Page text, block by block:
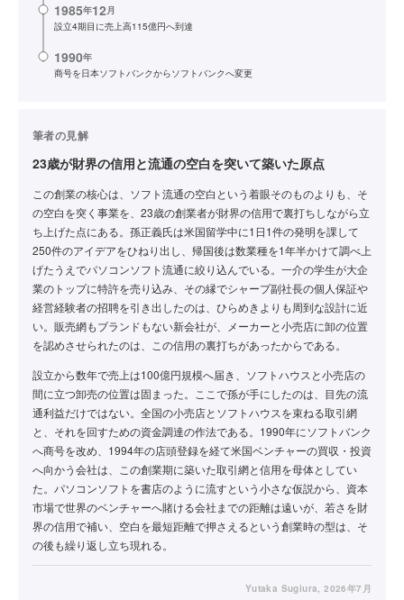
1985年12月
設立4期目に売上高115億円へ到達
1990年
商号を日本ソフトバンクからソフトバンクへ変更
筆者の見解
23歳が財界の信用と流通の空白を突いて築いた原点
この創業の核心は、ソフト流通の空白という着眼そのものよりも、そ
の空白を突く事業を、23歳の創業者が財界の信用で裏打ちしながら立
ち上げた点にある。孫正義氏は米国留学中に1日1件の発明を課して
250件のアイデアをひねり出し、帰国後は数業種を1年半かけて調べ上
げたうえでパソコンソフト流通に絞り込んでいる。一介の学生が大企
業のトップに特許を売り込み、その縁でシャープ副社長の個人保証や
経営経験者の招聘を引き出したのは、ひらめきよりも周到な設計に近
い。販売網もブランドもない新会社が、メーカーと小売店に卸の位置
を認めさせられたのは、この信用の裏打ちがあったからである。
設立から数年で売上は100億円規模へ届き、ソフトハウスと小売店の
間に立つ卸売の位置は固まった。ここで孫が手にしたのは、目先の流
通利益だけではない。全国の小売店とソフトハウスを束ねる取引網
と、それを回すための資金調達の作法である。1990年にソフトバンク
へ商号を改め、1994年の店頭登録を経て米国ベンチャーの買収・投資
へ向かう会社は、この創業期に築いた取引網と信用を母体としてい
た。パソコンソフトを書店のように流すという小さな仮説から、資本
市場で世界のベンチャーへ賭ける会社までの距離は遠いが、若さを財
界の信用で補い、空白を最短距離で押さえるという創業時の型は、そ
の後も繰り返し立ち現れる。
Yutaka Sugiura, 2026年7月